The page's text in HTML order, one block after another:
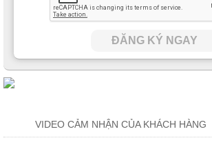
ĐĂNG KÝ NGAY
VIDEO CẢM NHẬN CỦA KHÁCH HÀNG